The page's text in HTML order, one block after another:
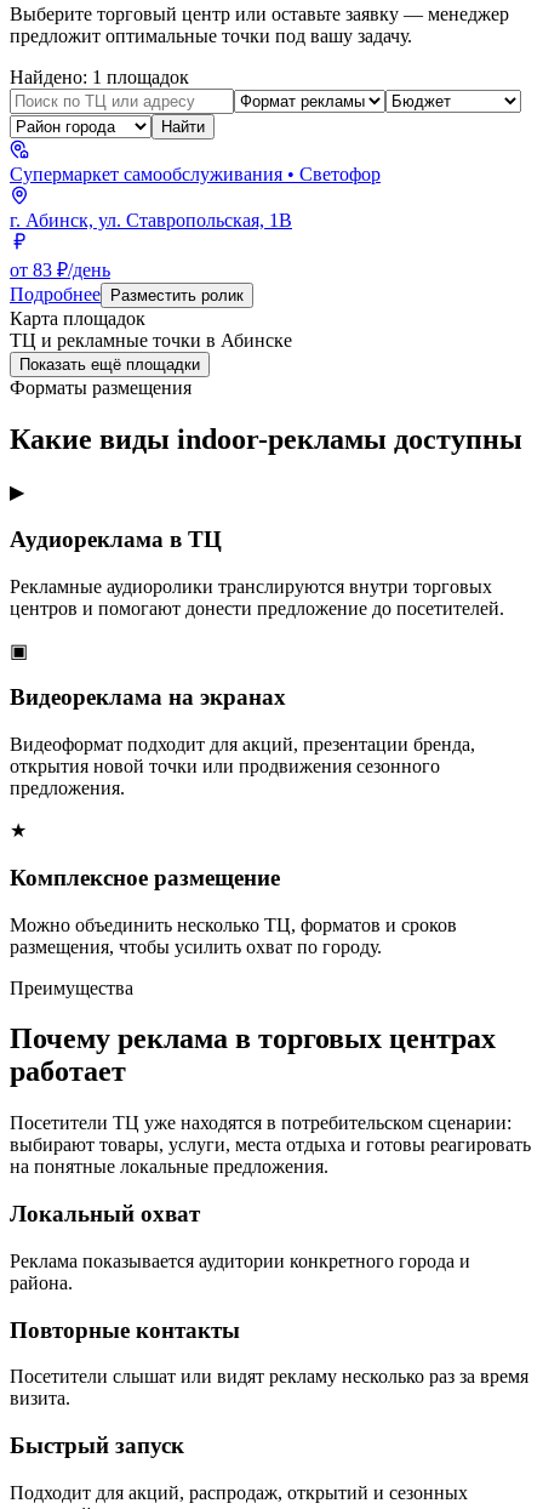
Выберите торговый центр или оставьте заявку — менеджер
предложит оптимальные точки под вашу задачу.
Найдено: 1 площадок
Найти
Супермаркет самообслуживания • Светофор
г. Абинск, ул. Ставропольская, 1В
от 83 ₽/день
Подробнее
Разместить ролик
Карта площадок
ТЦ и рекламные точки в Абинске
Показать ещё площадки
Форматы размещения
Какие виды indoor-рекламы доступны
▶
Аудиореклама в ТЦ
Рекламные аудиоролики транслируются внутри торговых
центров и помогают донести предложение до посетителей.
▣
Видеореклама на экранах
Видеоформат подходит для акций, презентации бренда,
открытия новой точки или продвижения сезонного
предложения.
★
Комплексное размещение
Можно объединить несколько ТЦ, форматов и сроков
размещения, чтобы усилить охват по городу.
Преимущества
Почему реклама в торговых центрах
работает
Посетители ТЦ уже находятся в потребительском сценарии:
выбирают товары, услуги, места отдыха и готовы реагировать
на понятные локальные предложения.
Локальный охват
Реклама показывается аудитории конкретного города и
района.
Повторные контакты
Посетители слышат или видят рекламу несколько раз за время
визита.
Быстрый запуск
Подходит для акций, распродаж, открытий и сезонных